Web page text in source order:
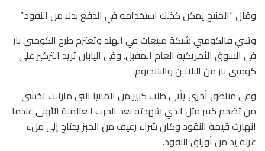
وقال “المنتج يمكن كذلك استخدامه في الدفع بدلا من النقود.”
وتبني فالكومبي شبكة مبيعات في الهند وتعتزم طرح الكومبي بار
في السوق الأمريكية العام المقبل. وفي اليابان تريد التركيز على
كومبي بار من البلاتين والبلاديوم.
وفي مناطق أخرى يأتي طلب كبير من المانيا التي مازالت تخشى
من تضخم كبير مثل الذي شهدته بعد الحرب العالمية الأولى عندما
انهارت قيمة النقود وكان شراء رغيف من الخبز يحتاج إلى ملء
عربة يد من أوراق النقود.